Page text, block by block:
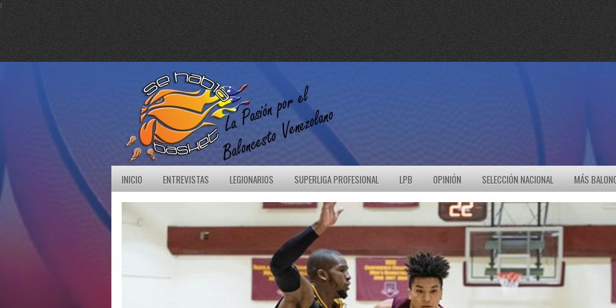
r
INICIO ENTREVISTAS LEGIONARIOS SUPERLIGA PROFESIONAL LPB OPINIÓN SELECCIÓN NACIONAL MÁS